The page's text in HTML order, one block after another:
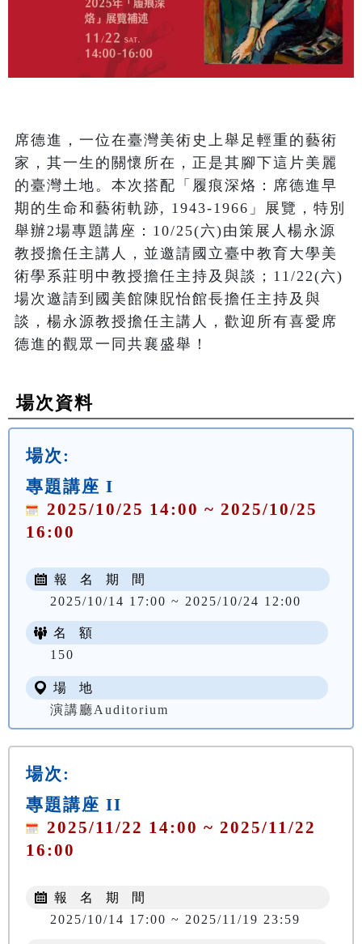
席德進，一位在臺灣美術史上舉足輕重的藝術
家，其一生的關懷所在，正是其腳下這片美麗
的臺灣土地。本次搭配「履痕深烙：席德進早
期的生命和藝術軌跡, 1943-1966」展覽，特別
舉辦2場專題講座：10/25(六)由策展人楊永源
教授擔任主講人，並邀請國立臺中教育大學美
術學系莊明中教授擔任主持及與談；11/22(六)
場次邀請到國美館陳貺怡館長擔任主持及與
談，楊永源教授擔任主講人，歡迎所有喜愛席
德進的觀眾一同共襄盛舉！
場次資料
場次:
專題講座 I
2025/10/25 14:00 ~ 2025/10/25
16:00
報 名 期 間
2025/10/14 17:00 ~ 2025/10/24 12:00
名 額
150
場 地
演講廳Auditorium
場次:
專題講座 II
2025/11/22 14:00 ~ 2025/11/22
16:00
報 名 期 間
2025/10/14 17:00 ~ 2025/11/19 23:59